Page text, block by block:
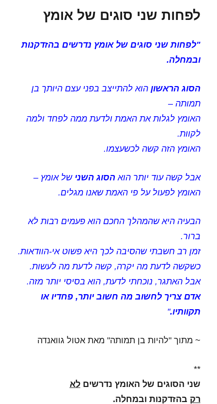
לפחות שני סוגים של אומץ
"לפחות שני סוגים של אומץ נדרשים בהזדקנות
ובמחלה.
הסוג הראשון הוא להתייצב בפני עצם היותך בן
תמותה –
האומץ לגלות את האמת ולדעת ממה לפחד ולמה
לקוות.
האומץ הזה קשה לכשעצמו.
אבל קשה עוד יותר הואהסוג השני של אומץ –
האומץ לפעול על פי האמת שאנו מגלים.
הבעיה היא שהמהלך החכם הוא פעמים רבות לא
ברור.
זמן רב חשבתי שהסיבה לכך היא פשוט אי-הוודאות.
כשקשה לדעת מה יקרה, קשה לדעת מה לעשות.
אבל האתגר, נוכחתי לדעת, הוא בסיסי יותר מזה.
אדם צריך לחשוב מה חשוב יותר, פחדיו או
תקוותיו."
~ מתוך "להיות בן תמותה" מאת אטול גוואנדה
**
שני הסוגים של האומץ נדרשיםלא
רק בהזדקנות ובמחלה.